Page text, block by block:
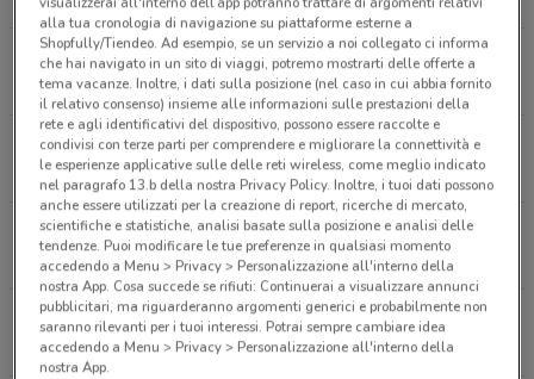
Via Sparano, 133/135 Bari
728 m
Via De Rossi, 59 Bari
1.1 km
CHIUSO
Via Paolo Lembo, 36 A/B Bari
1.3 km
CHIUSO
Largo 2 Giugno, 2 Bari
1.7 km
CHIUSO
alla tua cronologia di navigazione su piattaforme esterne a
Shopfully/Tiendeo. Ad esempio, se un servizio a noi collegato ci informa
che hai navigato in un sito di viaggi, potremo mostrarti delle offerte a
tema vacanze. Inoltre, i dati sulla posizione (nel caso in cui abbia fornito
il relativo consenso) insieme alle informazioni sulle prestazioni della
rete e agli identificativi del dispositivo, possono essere raccolte e
condivisi con terze parti per comprendere e migliorare la connettività e
le esperienze applicative sulle delle reti wireless, come meglio indicato
nel paragrafo 13.b della nostra Privacy Policy. Inoltre, i tuoi dati possono
anche essere utilizzati per la creazione di report, ricerche di mercato,
scientifiche e statistiche, analisi basate sulla posizione e analisi delle
tendenze. Puoi modificare le tue preferenze in qualsiasi momento
accedendo a Menu > Privacy > Personalizzazione all'interno della
nostra App. Cosa succede se rifiuti: Continuerai a visualizzare annunci
pubblicitari, ma riguarderanno argomenti generici e probabilmente non
saranno rilevanti per i tuoi interessi. Potrai sempre cambiare idea
accedendo a Menu > Privacy > Personalizzazione all'interno della
nostra App.